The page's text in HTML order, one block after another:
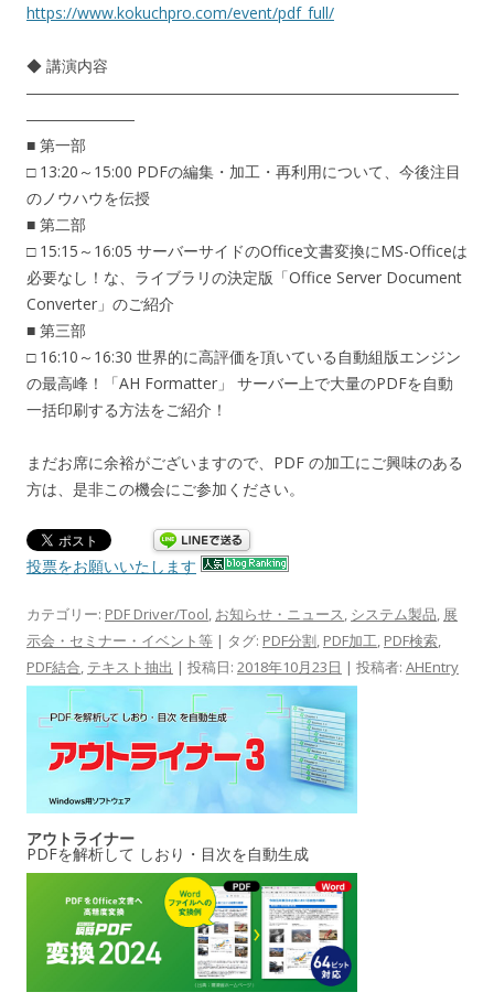
https://www.kokuchpro.com/event/pdf_full/
◆ 講演内容
――――――――――――――――――――――――――――
―――――――
■ 第一部
□ 13:20～15:00 PDFの編集・加工・再利用について、今後注目
のノウハウを伝授
■ 第二部
□ 15:15～16:05 サーバーサイドのOffice文書変換にMS-Officeは
必要なし！な、ライブラリの決定版「Office Server Document
Converter」のご紹介
■ 第三部
□ 16:10～16:30 世界的に高評価を頂いている自動組版エンジン
の最高峰！「AH Formatter」 サーバー上で大量のPDFを自動
一括印刷する方法をご紹介！
まだお席に余裕がございますので、PDF の加工にご興味のある
方は、是非この機会にご参加ください。
投票をお願いいたします
カテゴリー: PDF Driver/Tool お知らせ・ニュース システム製品 展
示会・セミナー・イベント等 | タグ: PDF分割 PDF加工 PDF検索
PDF結合 テキスト抽出 | 投稿日: 2018年10月23日 | 投稿者: AHEntry
アウトライナー
PDFを解析して しおり・目次を自動生成